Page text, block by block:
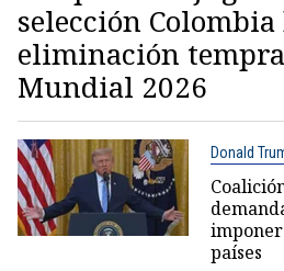
selección
eliminación
Mundial 2026
Donald
imponer
países